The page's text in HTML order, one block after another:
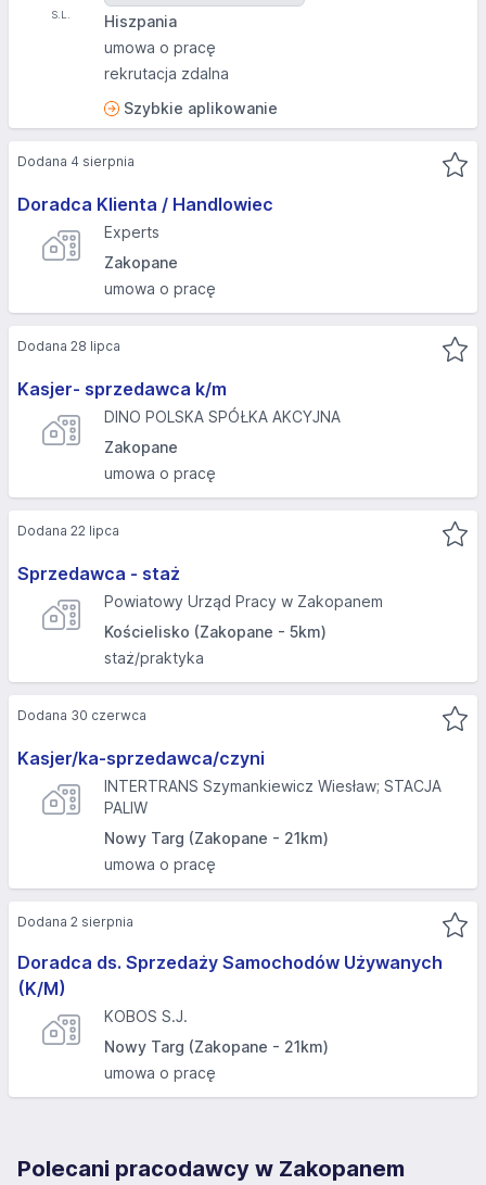
Hiszpania
umowa o pracę
rekrutacja zdalna
Szybkie aplikowanie
Doradca Klienta / Handlowiec
Experts
Zakopane
umowa o pracę
Dodana 4 sierpnia
Kasjer- sprzedawca k/m
DINO POLSKA SPÓŁKA AKCYJNA
Zakopane
umowa o pracę
Dodana 28 lipca
Sprzedawca - staż
Powiatowy Urząd Pracy w Zakopanem
Kościelisko (Zakopane - 5km)
staż/praktyka
Dodana 22 lipca
Kasjer/ka-sprzedawca/czyni
INTERTRANS Szymankiewicz Wiesław; STACJA
PALIW
Nowy Targ (Zakopane - 21km)
umowa o pracę
Dodana 30 czerwca
Doradca ds. Sprzedaży Samochodów Używanych
(K/M)
KOBOS S.J.
Nowy Targ (Zakopane - 21km)
umowa o pracę
Dodana 2 sierpnia
Polecani pracodawcy w Zakopanem